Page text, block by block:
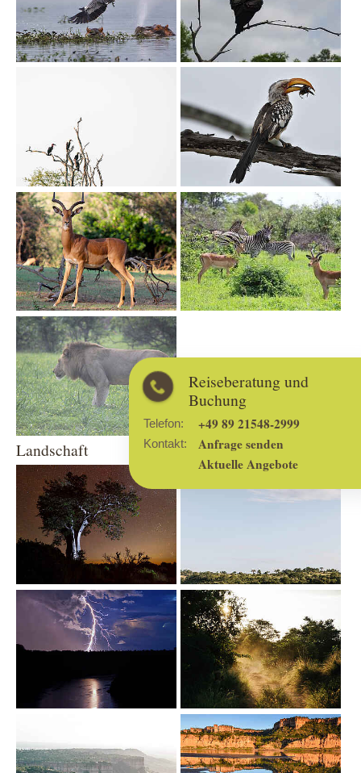
Reiseberatung und
Buchung
Telefon: +49 89 21548-2999
Kontakt:
Anfrage senden
Aktuelle Angebote
Show larger version
Show larger version Show larger version
Show larger version
Landschaft
Show larger version Show larger version
Show larger version Show larger version
Show larger version